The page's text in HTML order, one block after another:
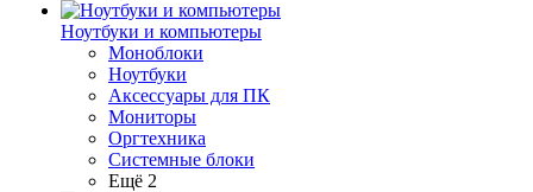
Ноутбуки и компьютеры
Моноблоки
Ноутбуки
Аксессуары для ПК
Мониторы
Оргтехника
Системные блоки
Ещё 2